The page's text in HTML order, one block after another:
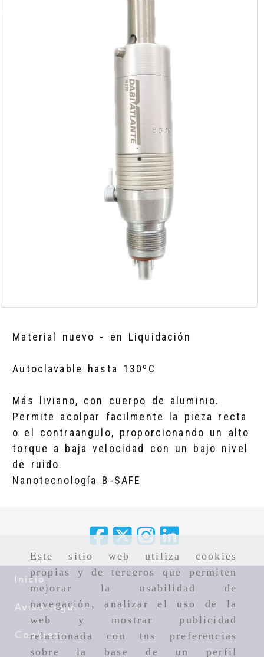
Este sitio web utiliza cookies
propias y de terceros que permiten
mejorar la usabilidad de
navegación, analizar el uso de la
web y mostrar publicidad
relacionada con tus preferencias
sobre la base de un perfil
Material nuevo - en Liquidación
Autoclavable hasta 130ºC
Más liviano, con cuerpo de aluminio.
Permite acolpar facilmente la pieza recta
o el contraangulo, proporcionando un alto
torque a baja velocidad con un bajo nivel
de ruido.
Nanotecnología B-SAFE
Inicio
Aviso legal
Cookies